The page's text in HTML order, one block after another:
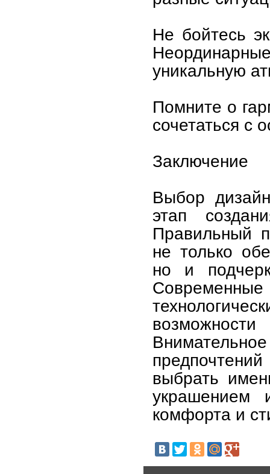
Не бойтесь
уникальную
Помните о
сочетаться с
Заключение
Выбор
этап
Правильный
не только
но и
выбрать
украшением
комфорта и